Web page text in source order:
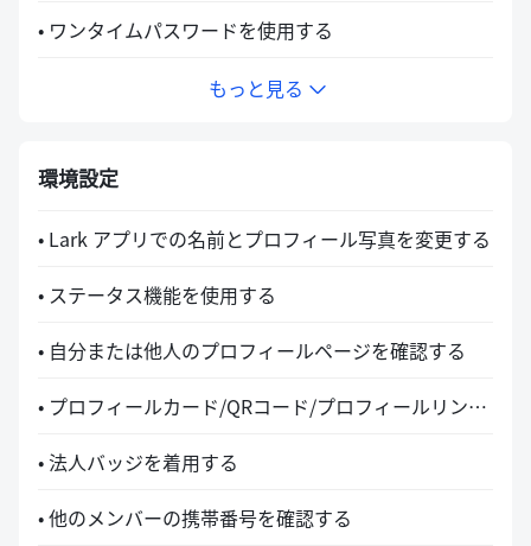
• ワンタイムパスワードを使用する
もっと見る
環境設定
• Lark アプリでの名前とプロフィール写真を変更する
• ステータス機能を使用する
• 自分または他人のプロフィールページを確認する
• プロフィールカード/QRコード/プロフィールリンクを確認・共有する
• 法人バッジを着用する
• 他のメンバーの携帯番号を確認する